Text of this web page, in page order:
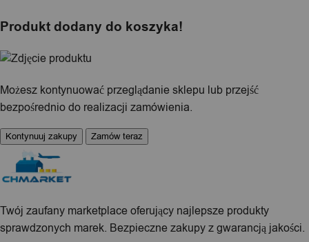
Produkt dodany do koszyka!
Możesz kontynuować przeglądanie sklepu lub przejść
bezpośrednio do realizacji zamówienia.
Kontynuuj zakupy Zamów teraz
Twój zaufany marketplace oferujący najlepsze produkty
sprawdzonych marek. Bezpieczne zakupy z gwarancją jakości.